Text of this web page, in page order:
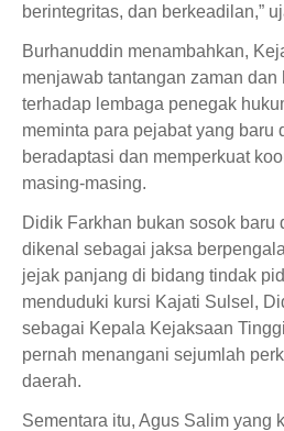
berintegritas, dan berkeadilan,”
Burhanuddin menambahkan,
menjawab tantangan zaman dan
terhadap lembaga penegak
meminta para pejabat yang baru
beradaptasi dan memperkuat
masing-masing.
Didik Farkhan bukan sosok baru
dikenal sebagai jaksa
jejak panjang di bidang tindak
menduduki kursi Kajati Sulsel,
sebagai Kepala Kejaksaan
pernah menangani sejumlah
daerah.
Sementara itu, Agus Salim yang